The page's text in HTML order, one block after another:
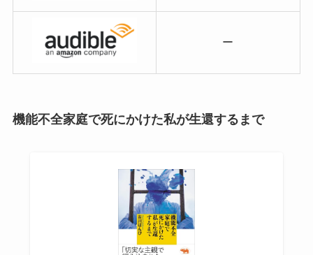
ー
機能不全家庭で死にかけた私が生還するまで